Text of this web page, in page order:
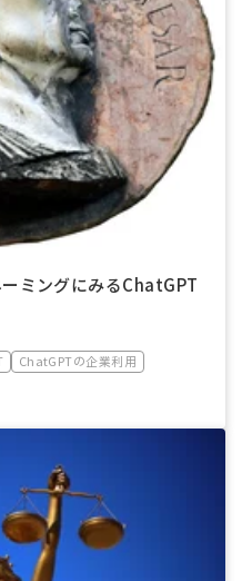
ミングにみるChatGPT
ChatGPTの企業利用